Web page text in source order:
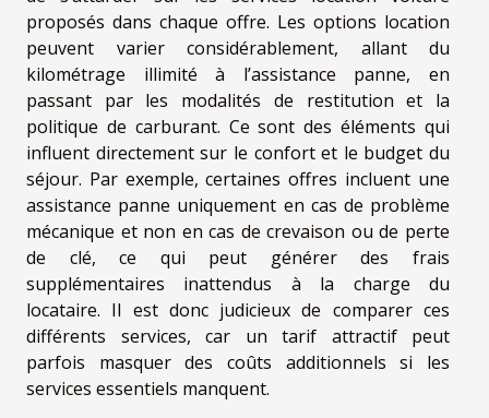
proposés dans chaque offre. Les options location
peuvent varier considérablement, allant du
kilométrage illimité à l’assistance panne, en
passant par les modalités de restitution et la
politique de carburant. Ce sont des éléments qui
influent directement sur le confort et le budget du
séjour. Par exemple, certaines offres incluent une
assistance panne uniquement en cas de problème
mécanique et non en cas de crevaison ou de perte
de clé, ce qui peut générer des frais
supplémentaires inattendus à la charge du
locataire. Il est donc judicieux de comparer ces
différents services, car un tarif attractif peut
parfois masquer des coûts additionnels si les
services essentiels manquent.